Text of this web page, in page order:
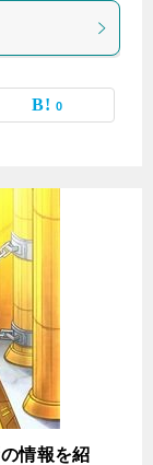
0
情報を紹